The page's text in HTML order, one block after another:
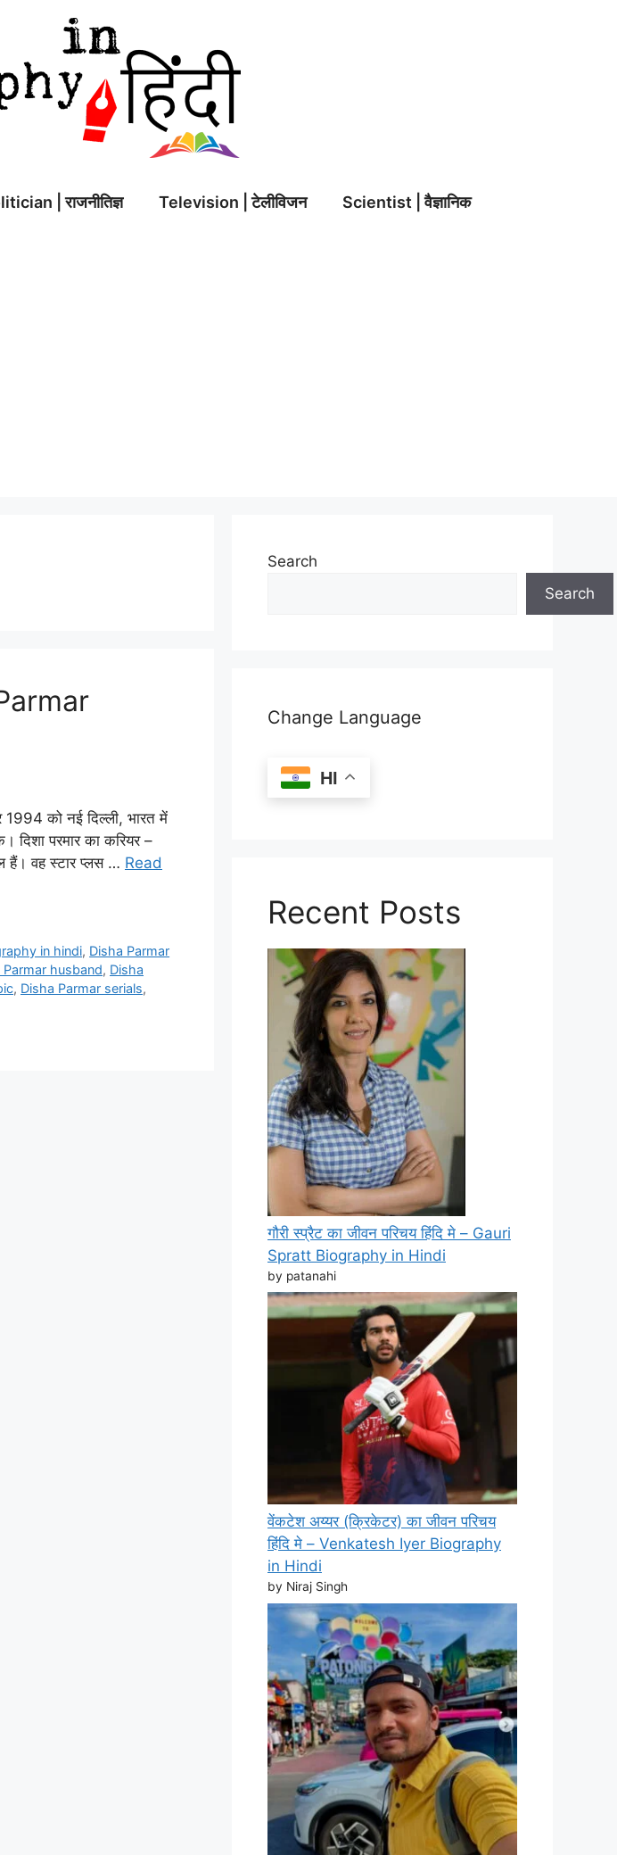
| राजनीतिज्ञ Television | टेलीविजन Scientist | वैज्ञानिक
को नई दिल्ली, भारत में
दिशा परमार का करियर –
हैं। वह स्टार प्लस … Read
in hindi, Disha Parmar
Parmar husband, Disha
, Disha Parmar serials,
Search
Search
Change Language
HI
Recent Posts
गौरी स्प्रैट का जीवन परिचय हिंदि मे – Gauri
Spratt Biography in Hindi
by patanahi
वेंकटेश अय्यर (क्रिकेटर) का जीवन परिचय
हिंदि मे – Venkatesh Iyer Biography
in Hindi
by Niraj Singh